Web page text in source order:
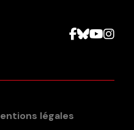
légales